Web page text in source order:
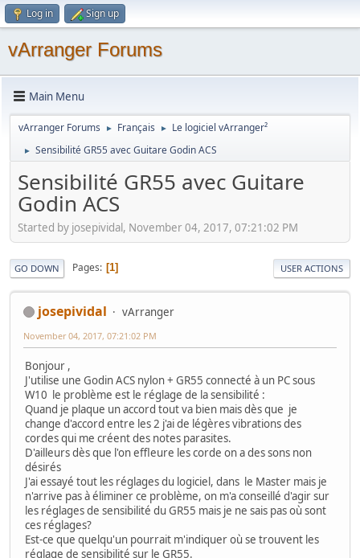
Log in Sign up
vArranger Forums
Main Menu
vArranger Forums ► Français ► Le logiciel vArranger²
► Sensibilité GR55 avec Guitare Godin ACS
Sensibilité GR55 avec Guitare
Godin ACS
Started by josepividal, November 04, 2017, 07:21:02 PM
GO DOWN Pages 1 USER ACTIONS
josepividal vArranger
November 04, 2017, 07:21:02 PM
Bonjour ,
J'utilise une Godin ACS nylon + GR55 connecté à un PC sous
W10 le problème est le réglage de la sensibilité :
Quand je plaque un accord tout va bien mais dès que je
change d'accord entre les 2 j'ai de légères vibrations des
cordes qui me créent des notes parasites.
D'ailleurs dès que l'on effleure les corde on a des sons non
désirés
J'ai essayé tout les réglages du logiciel, dans le Master mais je
n'arrive pas à éliminer ce problème, on m'a conseillé d'agir sur
les réglages de sensibilité du GR55 mais je ne sais pas où sont
ces réglages?
Est-ce que quelqu'un pourrait m'indiquer où se trouvent les
réglage de sensibilité sur le GR55.